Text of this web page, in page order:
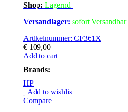
Shop: Lagernd
Versandlager: sofort Versandbar
Artikelnummer: CF361X
€ 109,00
Add to cart
Brands:
HP
Add to wishlist
Compare